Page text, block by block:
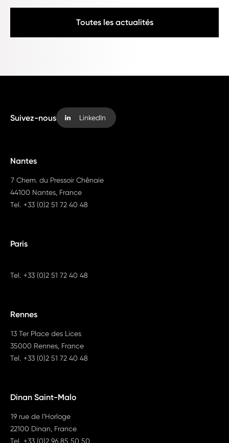
Toutes les actualités
Suivez-nous LinkedIn
Nantes
7 Chem. du Pressoir Chênaie
44100 Nantes, France
Tel. +33 (0)2 51 72 40 48
Paris
Tel. +33 (0)2 51 72 40 48
Rennes
13 Ter Place des Lices
35000 Rennes, France
Tel. +33 (0)2 51 72 40 48
Dinan Saint-Malo
19 rue de l’Horloge
22100 Dinan, France
Tel. +33 (0)2 96 85 50 50